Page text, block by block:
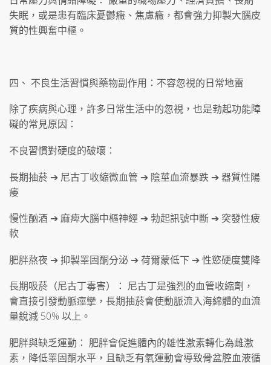
失眠，或是患有臨床憂鬱癥、焦慮癥，都會強力抑製大腦皮
質的性興奮中樞。
四、 不良生活習慣與藥物副作用：不容忽視的日常地雷
除了疾病與心理，許多日常生活中的忽視，也是勃起功能障
礙的常見原因：
不良習慣對硬度的破壞：
長期抽菸 ➔ 尼古丁收縮微血管 ➔ 陰莖血流暴跌 ➔ 器質性陽
痿
慢性酗酒 ➔ 麻痺大腦中樞神經 ➔ 勃起訊號中斷 ➔ 突發性疲
軟
肥胖熬夜 ➔ 抑製睪固酮分泌 ➔ 荷爾蒙低下 ➔ 性慾硬度雙降
長期吸菸（尼古丁毒害）： 尼古丁是強烈的血管收縮劑，
會直接引發動脈痙攣，長期抽菸會使動脈流入海綿體的血流
量銳減 50% 以上。
肥胖與缺乏運動： 肥胖會促進體內的雄性激素轉化為雌激
素，降低睪固酮水平，且缺乏有氧運動會導致骨盆腔血液循